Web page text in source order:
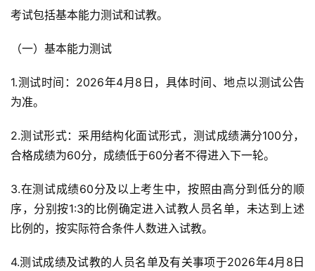
考试包括基本能力测试和试教。
（一）基本能力测试
1.测试时间：2026年4月8日，具体时间、地点以测试公告
为准。
2.测试形式：采用结构化面试形式，测试成绩满分100分，
合格成绩为60分，成绩低于60分者不得进入下一轮。
3.在测试成绩60分及以上考生中，按照由高分到低分的顺
序，分别按1:3的比例确定进入试教人员名单，未达到上述
比例的，按实际符合条件人数进入试教。
4.测试成绩及试教的人员名单及有关事项于2026年4月8日